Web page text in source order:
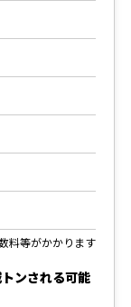
料等がかかります
ンされる可能